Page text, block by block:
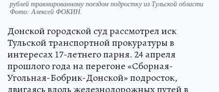
рублей травмированному поездом подростку из Тульской области
Фото: Алексей ФОКИН.
Донской городской суд рассмотрел иск
Тульской транспортной прокуратуры в
интересах 17-летнего парня. 24 апреля
прошлого года на перегоне «Сборная-
Угольная-Бобрик-Донской» подросток,
двигаясь вдоль железнодорожных путей в